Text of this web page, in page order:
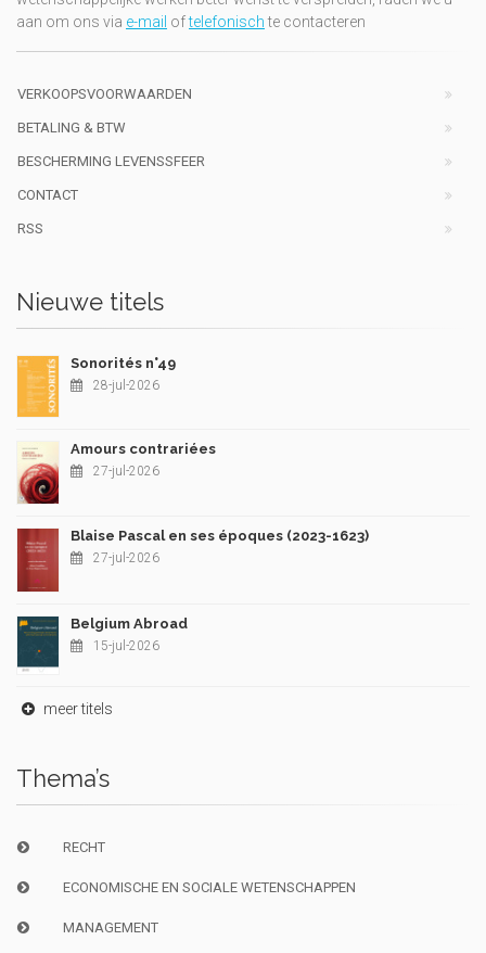
aan om ons via e-mail oftelefonischte contacteren
VERKOOPSVOORWAARDEN
BETALING & BTW
BESCHERMING LEVENSSFEER
CONTACT
RSS
Nieuwe titels
Sonorités n°49
28-jul-2026
Amours contrariées
27-jul-2026
Blaise Pascal en ses époques (2023-1623)
27-jul-2026
Belgium Abroad
15-jul-2026
meer titels
Thema’s
RECHT
ECONOMISCHE EN SOCIALE WETENSCHAPPEN
MANAGEMENT